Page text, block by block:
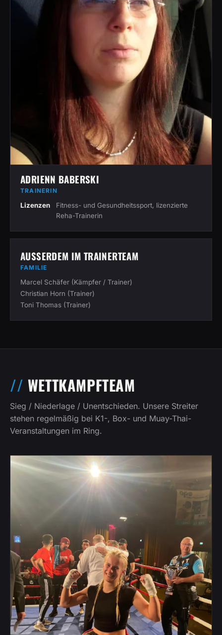
ADRIENN BABERSKI
TRAINERIN
Lizenzen
Fitness- und Gesundheitssport, lizenzierte
Reha-Trainerin
AUSSERDEM IM TRAINERTEAM
FAMILIE
Marcel Schäfer (Kämpfer / Trainer)
Christian Horn (Trainer)
Toni Thomas (Trainer)
WETTKAMPFTEAM
Sieg / Niederlage / Unentschieden. Unsere Streiter
stehen regelmäßig bei K1-, Box- und Muay-Thai-
Veranstaltungen im Ring.